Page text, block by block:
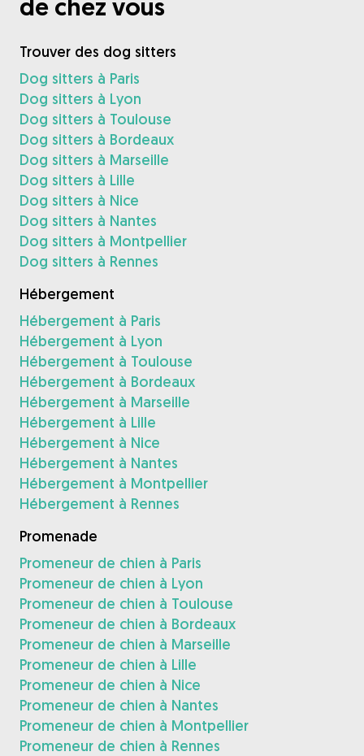
de chez vous
Trouver des dog sitters
Dog sitters à Paris
Dog sitters à Lyon
Dog sitters à Toulouse
Dog sitters à Bordeaux
Dog sitters à Marseille
Dog sitters à Lille
Dog sitters à Nice
Dog sitters à Nantes
Dog sitters à Montpellier
Dog sitters à Rennes
Hébergement
Hébergement à Paris
Hébergement à Lyon
Hébergement à Toulouse
Hébergement à Bordeaux
Hébergement à Marseille
Hébergement à Lille
Hébergement à Nice
Hébergement à Nantes
Hébergement à Montpellier
Hébergement à Rennes
Promenade
Promeneur de chien à Paris
Promeneur de chien à Lyon
Promeneur de chien à Toulouse
Promeneur de chien à Bordeaux
Promeneur de chien à Marseille
Promeneur de chien à Lille
Promeneur de chien à Nice
Promeneur de chien à Nantes
Promeneur de chien à Montpellier
Promeneur de chien à Rennes